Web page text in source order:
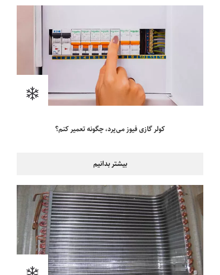
کولر گازی فیوز می‌پرد، چگونه تعمیر کنم؟
بیشتر بدانیم